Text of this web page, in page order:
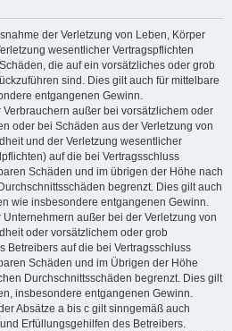
der Verletzung von Leben, Körper
wesentlicher Vertragspflichten
die auf ein vorsätzliches oder grob
sind. Dies gilt auch für mittelbare
entgangenen Gewinn.
außer bei vorsätzlichem oder
oder bei Schäden aus der Verletzung von
und der Verletzung wesentlicher
auf die bei Vertragsschluss
Schäden und im übrigen der Höhe nach
begrenzt. Dies gilt auch
wie insbesondere entgangenen Gewinn.
außer bei der Verletzung von
oder vorsätzlichem oder grob
Betreibers auf die bei Vertragsschluss
Schäden und im Übrigen der Höhe
Durchschnittsschäden begrenzt. Dies gilt
insbesondere entgangenen Gewinn.
Absätze a bis c gilt sinngemäß auch
Erfüllungsgehilfen des Betreibers.